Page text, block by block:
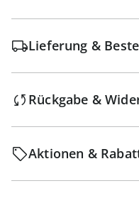
Lieferung &
Rückgabe &
Aktionen &